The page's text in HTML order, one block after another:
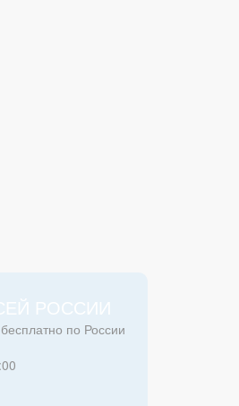
РОССИИ
бесплатно по России